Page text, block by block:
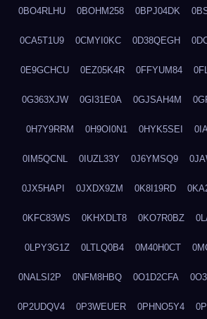
0BO4RLHU 0BOHM258 0BPJ04DK
0CA5T1U9 0CMYI0KC 0D38QEGH
0E9GCHCU 0EZ05K4R 0FFYUM84
0G363XJW 0GI31E0A 0GJSAH4M
0H7Y9RRM 0H9OI0N1 0HYK5SEI
0IM5QCNL 0IUZL33Y 0J6YMSQ9
0JX5HAPI 0JXDX9ZM 0K8I19RD
0KFC83WS 0KHXDLT8 0KO7R0BZ
0LPY3G1Z 0LTLQ0B4 0M40H0CT
0NALSI2P 0NFM8HBQ 0O1D2CFA
0P2UDQV4 0P3WEUER 0PHNO5Y4